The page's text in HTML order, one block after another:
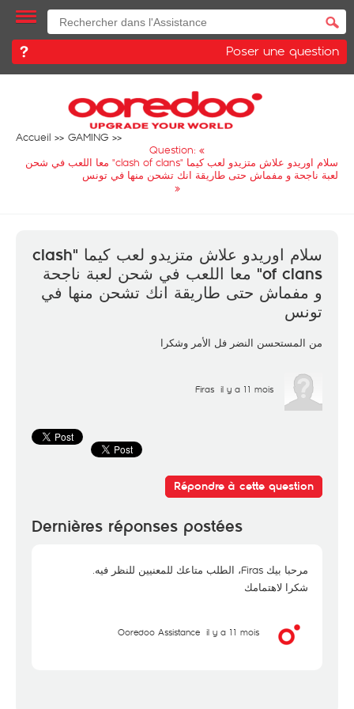
Poser une question
Accueil
GAMING
Question: «
سلام اوريدو علاش متزيدو لعب كيما "clash of clans" معا اللعب في شحن
لعبة ناجحة و مفماش حتى طاريقة انك تشحن منها في تونس
»
سلام اوريدو علاش متزيدو لعب كيما "clash
of clans" معا اللعب في شحن لعبة ناجحة
و مفماش حتى طاريقة انك تشحن منها في
تونس
من المستحسن النضر فل الأمر وشكرا
Firas il y a 11 mois
Répondre à cette question
Dernières réponses postées
مرحبا بيك Firas، الطلب متاعك للمعنيين للنظر فيه.
شكرا لاهتمامك
Ooredoo Assistance il y a 11 mois